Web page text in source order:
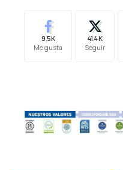
9.5K
Me gusta
41.4K
Seguir